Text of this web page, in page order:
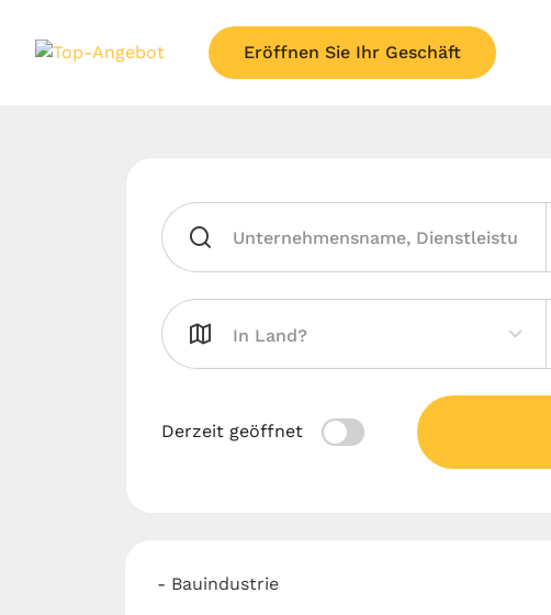
Eröffnen Sie Ihr Geschäft
Derzeit geöffnet
- Bauindustrie